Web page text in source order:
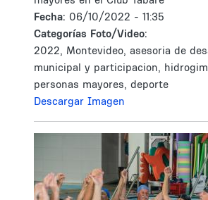
Fecha: 06/10/2022 - 11:35
Categorías Foto/Video:
2022, Montevideo, asesoria de
municipal y participacion,
personas mayores, deporte
Descargar Imagen